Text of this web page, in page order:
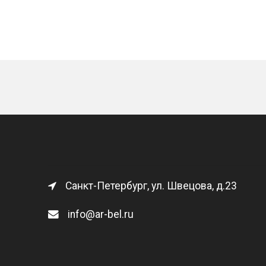
Санкт-Петербург, ул. Швецова, д.23
info@ar-bel.ru